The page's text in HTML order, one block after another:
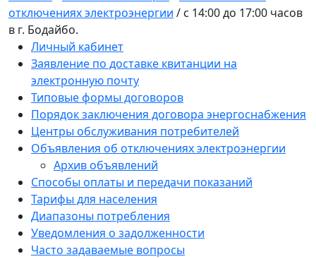
отключениях электроэнергии / с 14:00 до 17:00 часов
в г. Бодайбо.
Личный кабинет
Заявление по доставке квитанции на
электронную почту
Типовые формы договоров
Порядок заключения договора энергоснабжения
Центры обслуживания потребителей
Объявления об отключениях электроэнергии
Архив объявлений
Способы оплаты и передачи показаний
Тарифы для населения
Диапазоны потребления
Уведомления о задолженности
Часто задаваемые вопросы